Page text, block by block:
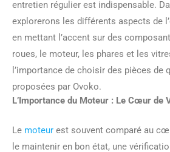
entretien régulier est indispensable.
explorerons les différents aspects de
en mettant l’accent sur des
roues, le moteur, les phares et les
l’importance de choisir des pièces de
proposées par Ovoko.
L’Importance du Moteur : Le Cœur de
Le moteur est souvent comparé au
le maintenir en bon état, une